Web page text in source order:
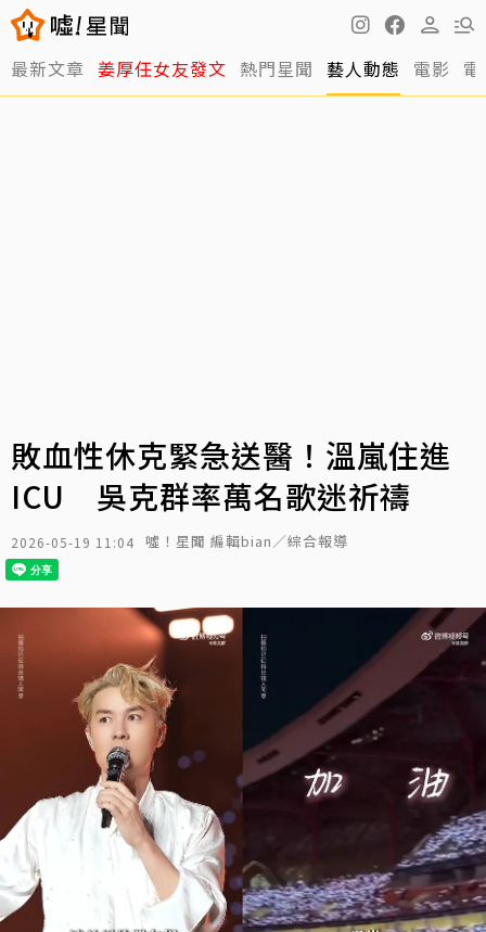
最新文章 姜厚任女友發文 熱門星聞 藝人動態 電影
敗血性休克緊急送醫！溫嵐住進
ICU 吳克群率萬名歌迷祈禱
2026-05-19 11:04 噓！星聞 編輯bian／綜合報導